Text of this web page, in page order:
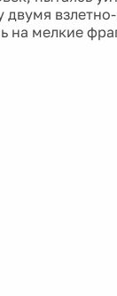
на мелкие